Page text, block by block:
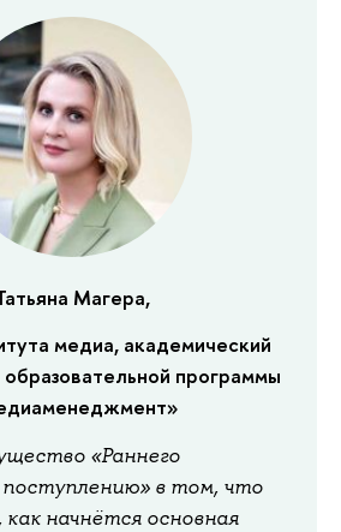
Магера,
медиа, академический
программы
«Раннего
поступлению» в том, что
начнётся основная